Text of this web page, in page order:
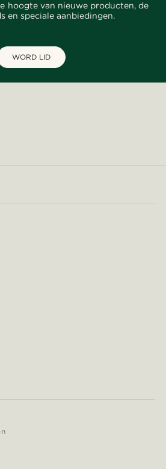
hoogte van nieuwe producten, de
en speciale aanbiedingen.
WORD LID